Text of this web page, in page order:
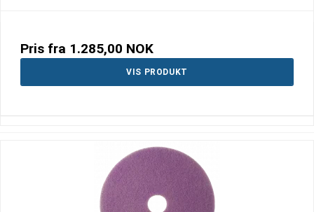
Pris fra 1.285,00 NOK
VIS PRODUKT